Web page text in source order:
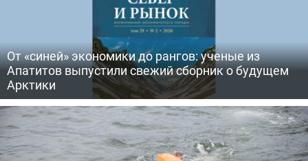
От «синей» экономики до рангов: ученые из
Апатитов выпустили свежий сборник о будущем
Арктики